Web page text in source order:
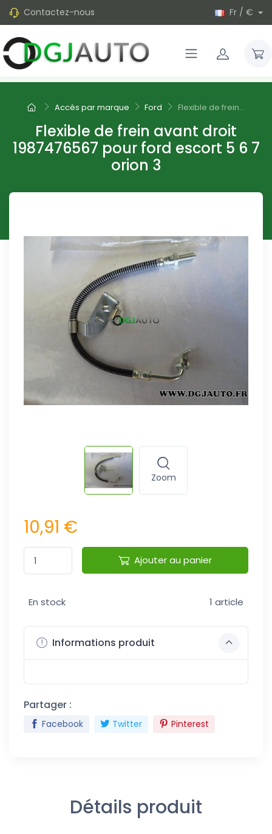
Contactez-nous Fr / €
Accès par marque Ford Flexible de frein...
Flexible de frein avant droit
1987476567 pour ford escort 5 6 7
orion 3
Zoom
10,91 €
Ajouter au panier
En stock 1 article
Informations produit
Partager :
Facebook Twitter Pinterest
Détails produit